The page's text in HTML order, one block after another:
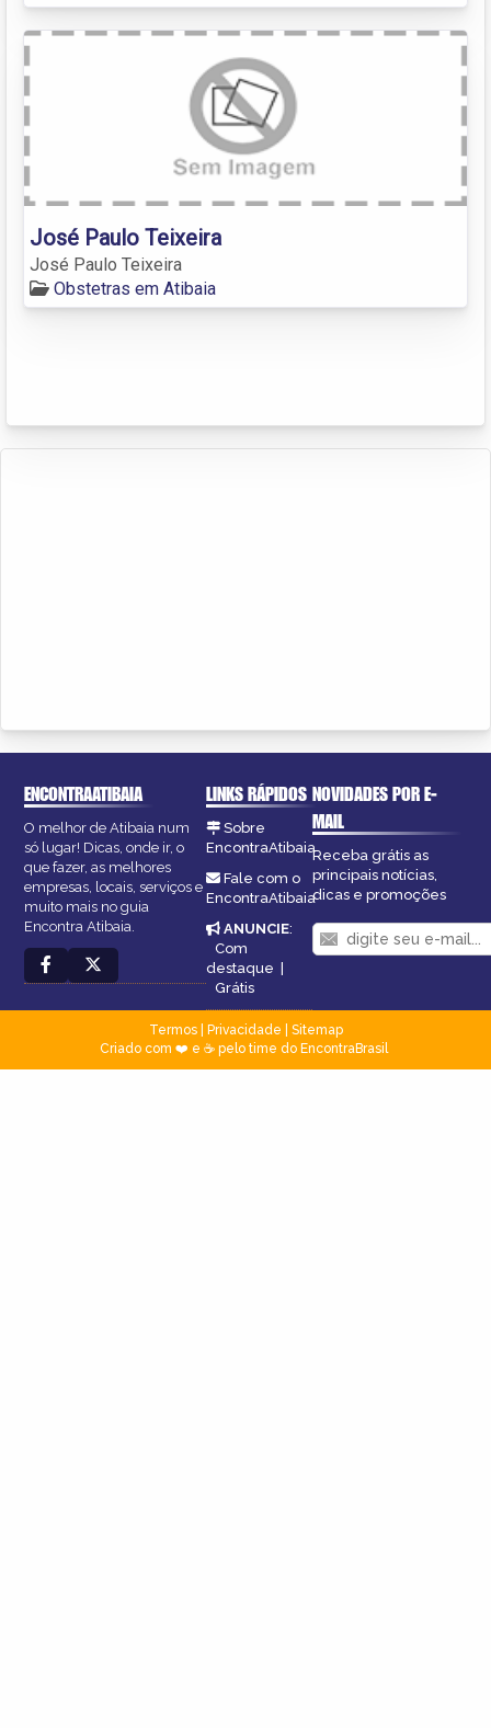
José Paulo Teixeira
José Paulo Teixeira
Obstetras em Atibaia
ENCONTRAATIBAIA
O melhor de Atibaia num
só lugar! Dicas, onde ir, o
que fazer, as melhores
empresas, locais, serviços e
muito mais no guia
Encontra Atibaia.
LINKS RÁPIDOS
Sobre
EncontraAtibaia
Fale com o
EncontraAtibaia
ANUNCIE:
Com
destaque |
Grátis
NOVIDADES POR E-
MAIL
Receba grátis as
principais notícias,
dicas e promoções
Termos| Privacidade
Sitemap
Criado com ❤️ e ☕ pelo time do EncontraBrasil